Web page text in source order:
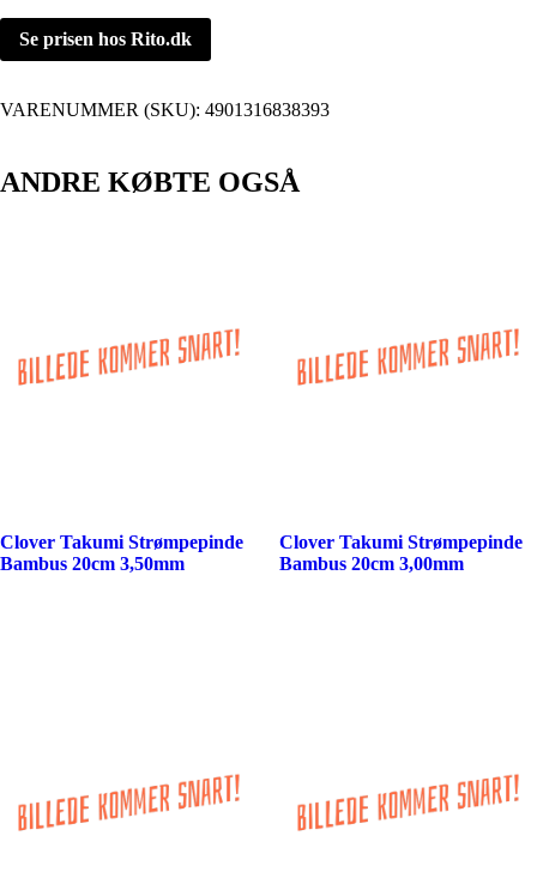
Se prisen hos Rito.dk
VARENUMMER (SKU): 4901316838393
ANDRE KØBTE OGSÅ
Clover Takumi Strømpepinde
Bambus 20cm 3,50mm
Clover Takumi Strømpepinde
Bambus 20cm 3,00mm